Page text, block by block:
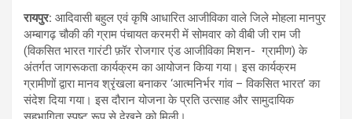
रायपुर: आदिवासी बहुल एवं कृषि आधारित आजीविका वाले जिले मोहला मानपुर
अम्बागढ़ चौकी की ग्राम पंचायत करमरी में सोमवार को वीबी जी राम जी
(विकसित भारत गारंटी फ़ॉर रोजगार एंड आजीविका मिशन- ग्रामीण) के
अंतर्गत जागरूकता कार्यक्रम का आयोजन किया गया। इस कार्यक्रम
ग्रामीणों द्वारा मानव श्रृंखला बनाकर ‘आत्मनिर्भर गांव – विकसित भारत’ का
संदेश दिया गया। इस दौरान योजना के प्रति उत्साह और सामुदायिक